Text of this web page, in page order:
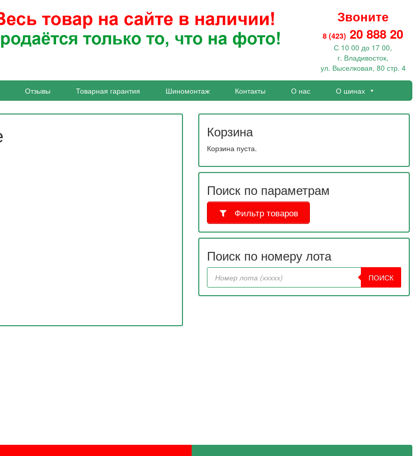
Звоните
8 (423) 20 888 20
С 10 00 до 17 00,
г. Владивосток,
ул. Выселковая, 80 стр. 4
Отзывы Товарная гарантия Шиномонтаж Контакты О нас О шинах
Корзина
Корзина пуста.
Поиск по параметрам
Фильтр товаров
Поиск по номеру лота
ПОИСК